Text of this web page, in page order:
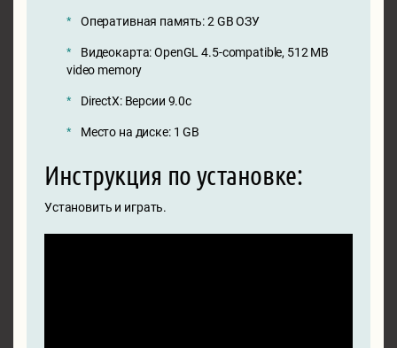
Оперативная память: 2 GB ОЗУ
Видеокарта: OpenGL 4.5-compatible, 512 MB
video memory
DirectX: Версии 9.0c
Место на диске: 1 GB
Инструкция по установке:
Установить и играть.